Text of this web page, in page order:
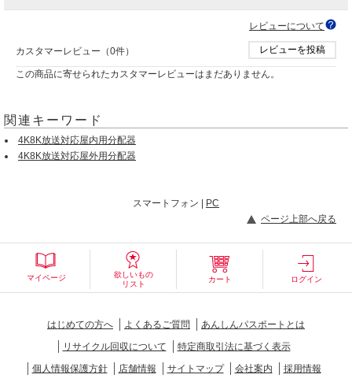
レビューについて
カスタマーレビュー（0件） レビューを投稿
この商品に寄せられたカスタマーレビューはまだありません。
関連キーワード
4K8K放送対応屋内用分配器
4K8K放送対応屋外用分配器
スマートフォン |
PC
ページ上部へ戻る
マイページ
欲しいもの
リスト
カート ログイン
はじめての方へ よくあるご質問
あんしんパスポートとは
リサイクル回収について
特定商取引法に基づく表示
個人情報保護方針
店舗情報 サイトマップ 会社案内 採用情報